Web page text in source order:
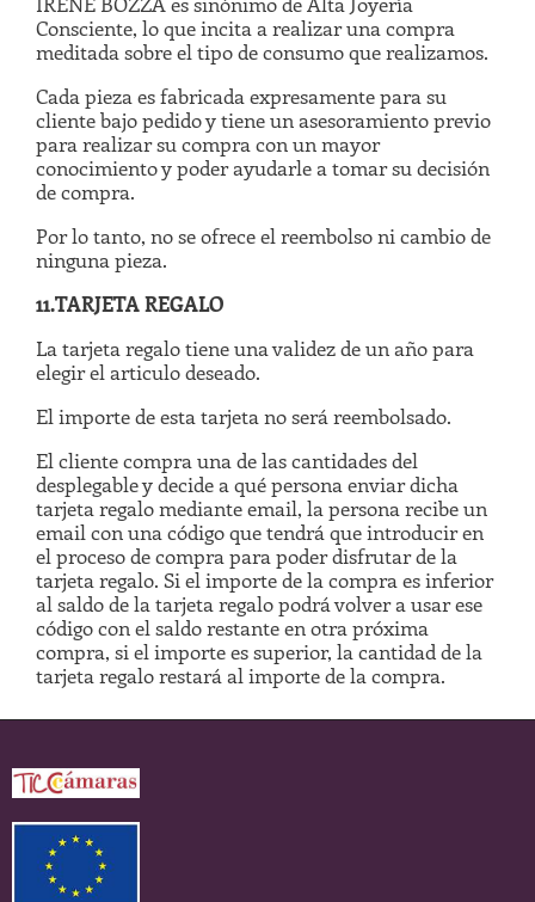
Consciente, lo que incita a realizar una compra
meditada sobre el tipo de consumo que realizamos.
Cada pieza es fabricada expresamente para su
cliente bajo pedido y tiene un asesoramiento previo
para realizar su compra con un mayor
conocimiento y poder ayudarle a tomar su decisión
de compra.
Por lo tanto, no se ofrece el reembolso ni cambio de
ninguna pieza.
11.TARJETA REGALO
La tarjeta regalo tiene una validez de un año para
elegir el articulo deseado.
El importe de esta tarjeta no será reembolsado.
El cliente compra una de las cantidades del
desplegable y decide a qué persona enviar dicha
tarjeta regalo mediante email, la persona recibe un
email con una código que tendrá que introducir en
el proceso de compra para poder disfrutar de la
tarjeta regalo. Si el importe de la compra es inferior
al saldo de la tarjeta regalo podrá volver a usar ese
código con el saldo restante en otra próxima
compra, si el importe es superior, la cantidad de la
tarjeta regalo restará al importe de la compra.